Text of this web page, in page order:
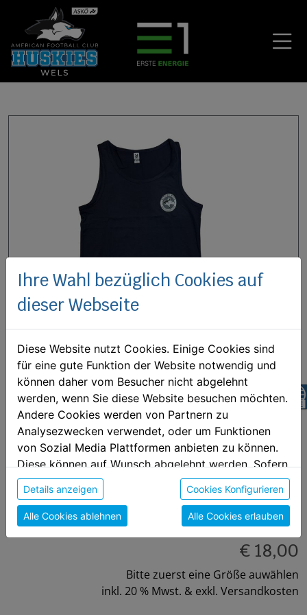
HUSKIES Tanktop (Herren)
Huskies Wels Tanktop für Herren
Größe auswählen:
S
M L XL
€ 18,00
Bitte zuerst eine Größe auwählen
inkl. 20 % Mwst. & exkl. Versandkosten
Ihre Wahl bezüglich Cookies auf
dieser Webseite
Diese Website nutzt Cookies. Einige Cookies sind
für eine gute Funktion der Website notwendig und
können daher vom Besucher nicht abgelehnt
werden, wenn Sie diese Website besuchen möchten.
Andere Cookies werden von Partnern zu
Analysezwecken verwendet, oder um Funktionen
von Sozial Media Plattformen anbieten zu können.
Diese können auf Wunsch abgelehnt werden. Sofern
sie unsere Webseite weiter nutzen, geben Sie
Einwilligung zu unseren Cookies.
Details anzeigen Cookies Konfigurieren
Alle Cookies ablehnen Alle Cookies erlauben